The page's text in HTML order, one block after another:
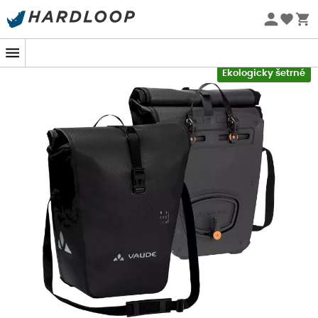
Letní akce 🔥 -5 % EXTRA při nákupu 2 produktů* s kódem
Ekologicky šetrné